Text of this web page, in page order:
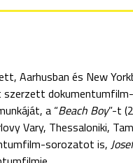
Aarhusban és New
a “Beach Boy”-t
Vary, Thessaloniki,
sorozatot is,